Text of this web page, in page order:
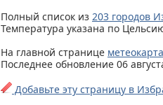
Полный список из 203 городов
Температура указана по
На главной странице
Последнее обновление 06
Добавьте эту страницу в